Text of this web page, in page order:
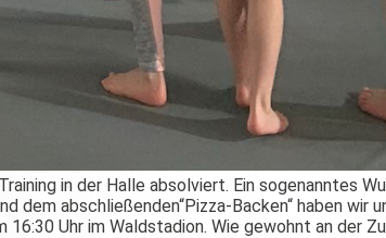
in der Halle absolviert. Ein sogenanntes
dem abschließenden“Pizza-Backen“ haben wir
Uhr im Waldstadion. Wie gewohnt an der